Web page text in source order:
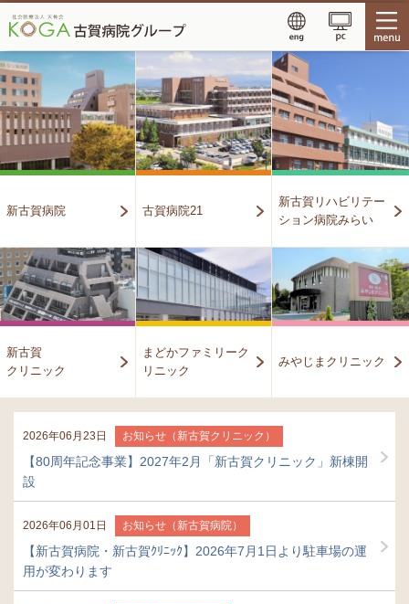
新古賀病院 古賀病院21
新古賀リハビリテー
ション病院みらい
新古賀
クリニック
まどかファミリーク
リニック
みやじまクリニック
2026年06月23日 お知らせ（新古賀クリニック）
【80周年記念事業】2027年2月「新古賀クリニック」新棟開
設
2026年06月01日 お知らせ（新古賀病院）
【新古賀病院・新古賀ｸﾘﾆｯｸ】2026年7月1日より駐車場の運
用が変わります